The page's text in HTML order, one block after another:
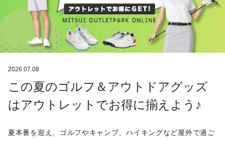
2026.07.08
この夏のゴルフ＆アウトドアグッズ
はアウトレットでお得に揃えよう♪
夏本番を迎え、ゴルフやキャンプ、ハイキングなど屋外で過ご